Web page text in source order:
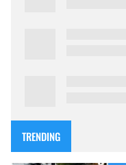
TRENDING